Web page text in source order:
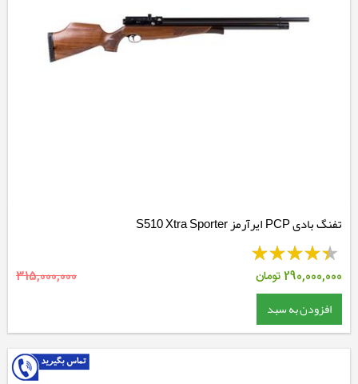
تفنگ بادی PCP ایرآرمز S510 Xtra Sporter
290,000,000تومان 315,000,000
افزودن به سبد